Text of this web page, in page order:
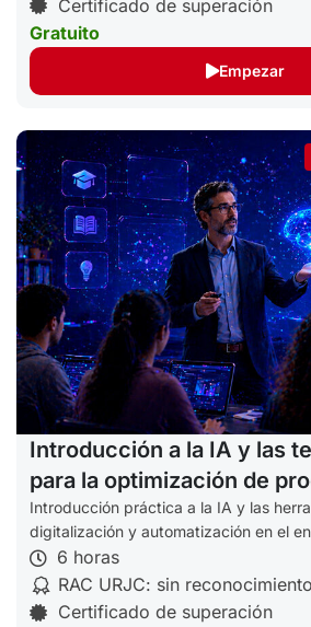
Certificado de superación
Gratuito
Empezar
Introducción a la IA y las
para la optimización de
URJC (PDI)
Introducción práctica a la IA y las
digitalización y automatización en el
6 horas
RAC URJC: sin
Certificado de superación